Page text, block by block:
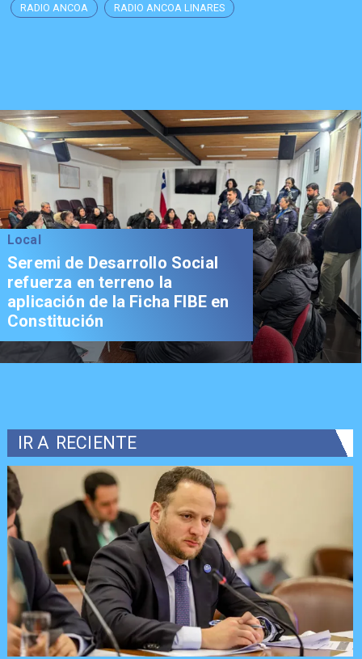
RADIO ANCOA RADIO ANCOA LINARES
Local
Seremi de Desarrollo Social
refuerza en terreno la
aplicación de la Ficha FIBE en
Constitución
IR A RECIENTE